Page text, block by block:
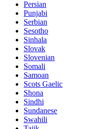
Persian
Punjabi
Serbian
Sesotho
Sinhala
Slovak
Slovenian
Somali
Samoan
Scots Gaelic
Shona
Sindhi
Sundanese
Swahili